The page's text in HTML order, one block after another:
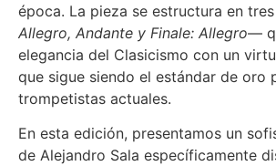
época. La pieza se estructura en
Allegro, Andante y Finale: Allegro—
elegancia del Clasicismo con un
que sigue siendo el estándar de oro
trompetistas actuales.
En esta edición, presentamos un
de Alejandro Sala específicamente